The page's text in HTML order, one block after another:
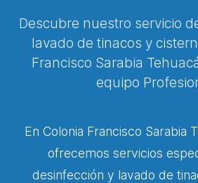
Descubre nuestro servicio
lavado de tinacos y
Francisco Sarabia
equipo
En Colonia Francisco Sarabia
ofrecemos servicios
desinfección y lavado de